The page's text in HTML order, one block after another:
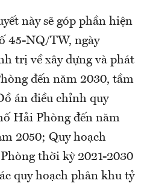
này sẽ góp phần hiện
45-NQ/TW, ngày
trị về xây dựng và phát
đến năm 2030, tầm
án điều chỉnh quy
Hải Phòng đến năm
2050; Quy hoạch
thời kỳ 2021-2030
quy hoạch phân khu tỷ